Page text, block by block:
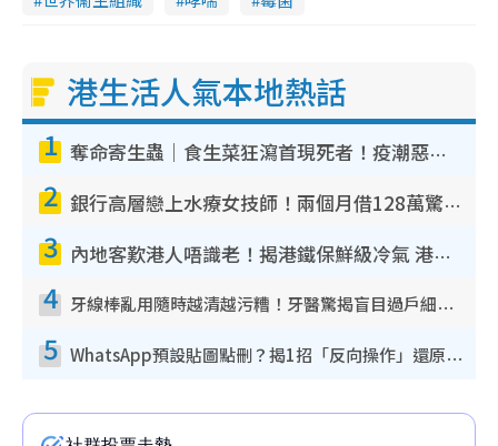
港生活人氣本地熱話
1 奪命寄生蟲｜食生菜狂瀉首現死者！疫潮惡化錄1.8萬宗病例 揭洗菜3大謬誤
2 銀行高層戀上水療女技師！兩個月借128萬驚覺「沉船」沉落火海 揭背後疑似邪教操控賣淫
3 內地客歎港人唔識老！揭港鐵保鮮級冷氣 港人求放過：咪投訴
4 牙線棒亂用隨時越清越污糟！牙醫驚揭盲目過戶細菌恐致蛀牙：呢種先係日常真保養
5 WhatsApp預設貼圖點刪？揭1招「反向操作」還原簡潔介面 附3步實測教學